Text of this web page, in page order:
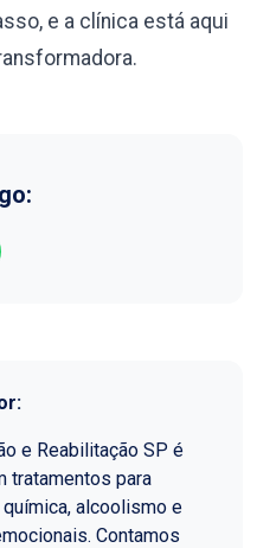
e a clínica está aqui
e Reabilitação SP é
tratamentos para
alcoolismo e
Contamos